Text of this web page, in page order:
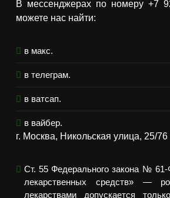
В мессенджерах по номеру +7
можете нас найти:
в макс.
в телеграм.
в ватсап.
в вайбер.
г. Москва, Никольская улица, 25/76
Ст. 55 Федерального закона №
лекарственных средств» —
лекарствами допускается